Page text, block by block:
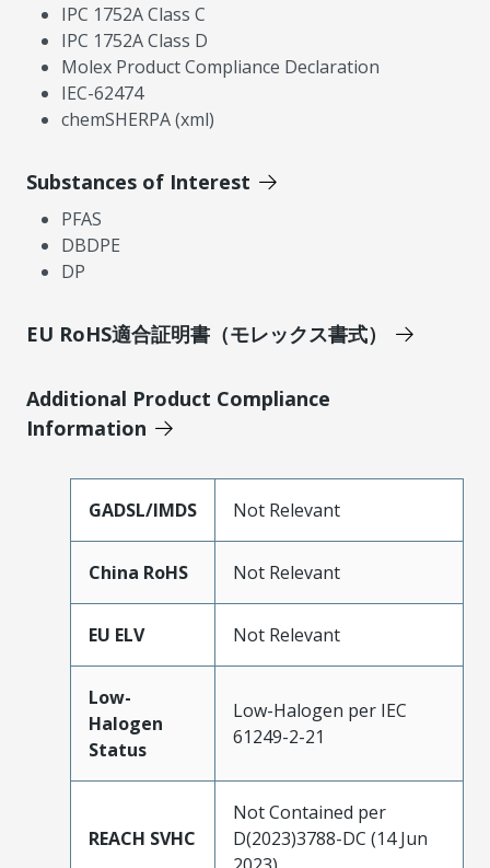
IPC 1752A Class C
IPC 1752A Class D
Molex Product Compliance Declaration
IEC-62474
chemSHERPA (xml)
Substances of Interest
PFAS
DBDPE
DP
EU RoHS適合証明書（モレックス書式）
Additional Product Compliance
Information
GADSL/IMDS Not Relevant
China RoHS Not Relevant
EU ELV Not Relevant
Low-
Halogen
Status
Low-Halogen per IEC
61249-2-21
REACH SVHC
Not Contained per
D(2023)3788-DC (14 Jun